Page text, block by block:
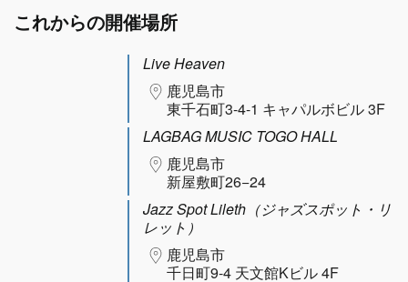
これからの開催場所
Live Heaven
鹿児島市
東千石町3-4-1 キャパルボビル 3F
LAGBAG MUSIC TOGO HALL
鹿児島市
新屋敷町26−24
Jazz Spot Lileth（ジャズスポット・リ
レット）
鹿児島市
千日町9-4 天文館Kビル 4F